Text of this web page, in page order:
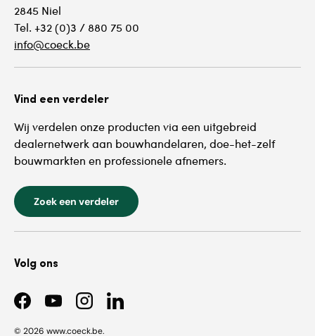
2845 Niel
Tel. +32 (0)3 / 880 75 00
info@coeck.be
Vind een verdeler
Wij verdelen onze producten via een uitgebreid
dealernetwerk aan bouwhandelaren, doe-het-zelf
bouwmarkten en professionele afnemers.
Zoek een verdeler
Volg ons
FacebookYouTubeInstagramLinkedIn
© 2026 www.coeck.be.